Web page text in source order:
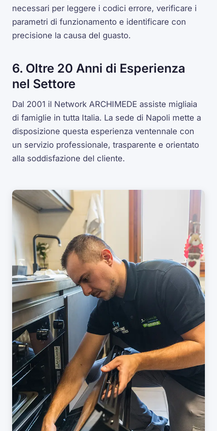
necessari per leggere i codici errore, verificare i
parametri di funzionamento e identificare con
precisione la causa del guasto.
6. Oltre 20 Anni di Esperienza
nel Settore
Dal 2001 il Network ARCHIMEDE assiste migliaia
di famiglie in tutta Italia. La sede di Napoli mette a
disposizione questa esperienza ventennale con
un servizio professionale, trasparente e orientato
alla soddisfazione del cliente.